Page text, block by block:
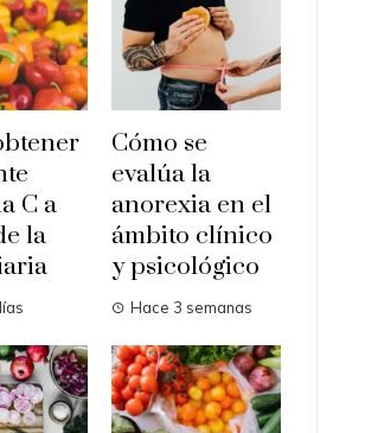
C a
la
Cómo se
evalúa la
anorexia en el
ámbito clínico
y psicológico
Hace 3 semanas